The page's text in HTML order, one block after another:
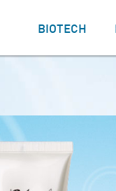
BIOTECH